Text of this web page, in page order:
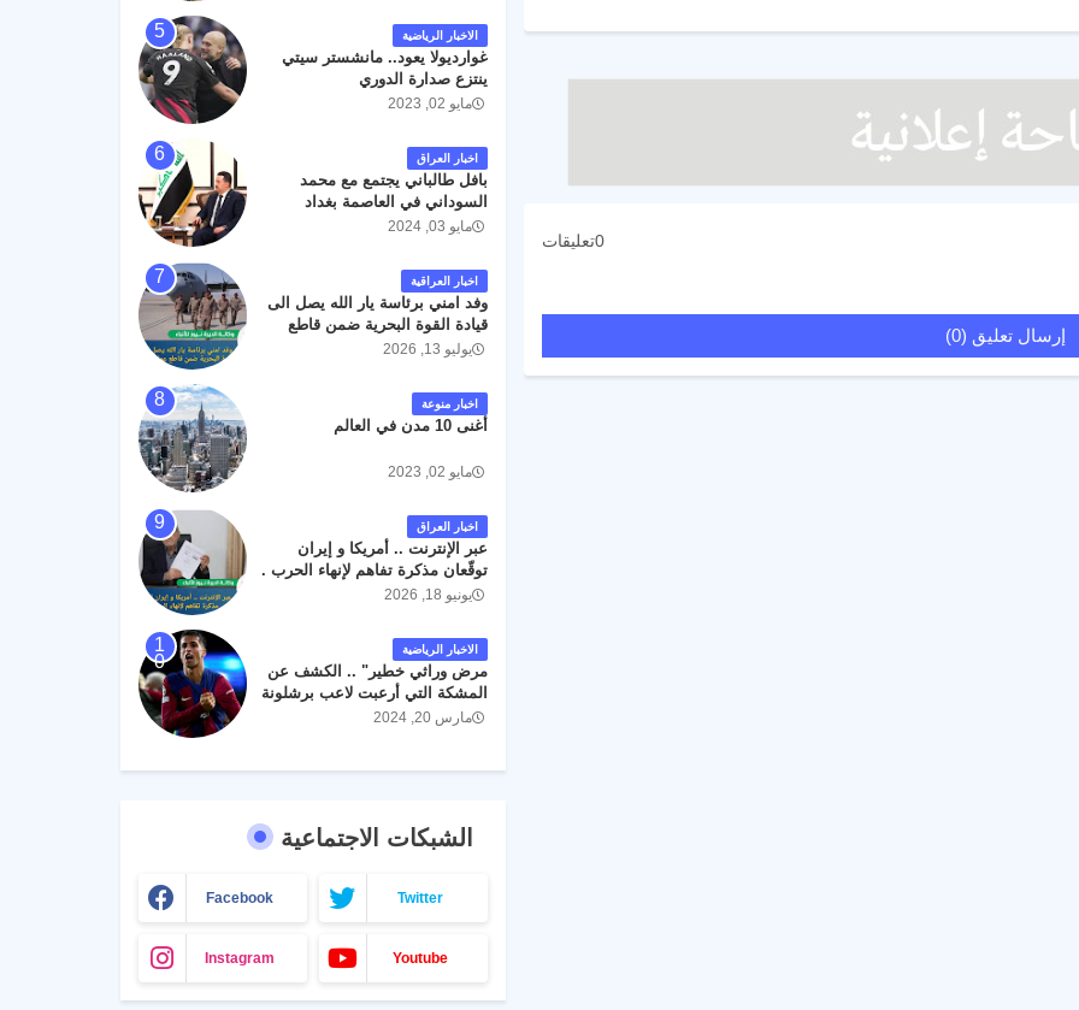
0تعليقات
إرسال تعليق (0)
الاخبار الرياضية
غوارديولا يعود.. مانشستر سيتي
ينتزع صدارة الدوري
مايو 02, 2023
اخبار العراق
بافل طالباني يجتمع مع محمد
السوداني في العاصمة بغداد
مايو 03, 2024
اخبار العراقية
وفد امني برئاسة يار الله يصل الى
قيادة القوة البحرية ضمن قاطع
عمليات البصرة .
يوليو 13, 2026
اخبار منوعة
أغنى 10 مدن في العالم
مايو 02, 2023
اخبار العراق
عبر الإنترنت .. أمريكا و إيران
توقّعان مذكرة تفاهم لإنهاء الحرب .
يونيو 18, 2026
الاخبار الرياضية
مرض وراثي خطير" .. الكشف عن
المشكة التي أرعبت لاعب برشلونة
جواو كانسيلو
مارس 20, 2024
الشبكات الاجتماعية
Facebook Twitter
Instagram Youtube